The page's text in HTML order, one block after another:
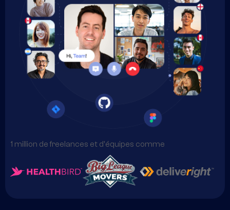
1 million de freelances et d'équipes comme